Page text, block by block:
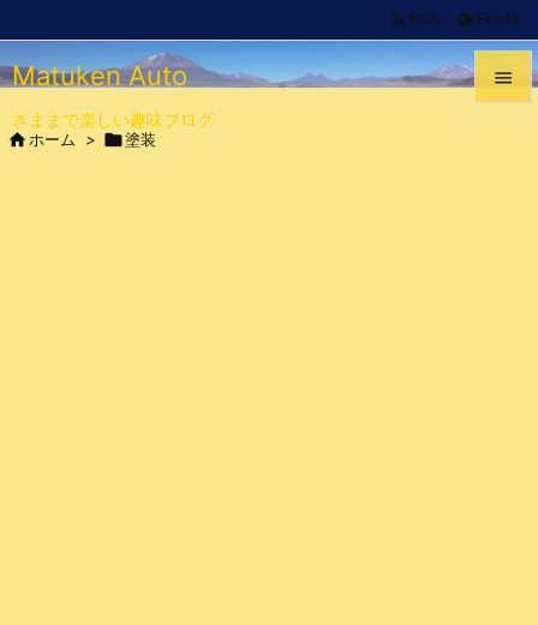
Matuken Auto
きままで楽しい趣味ブログ

 RSS Feedly
ホーム > 塗装